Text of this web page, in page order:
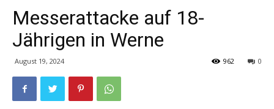
Messerattacke auf 18-
Jährigen in Werne
August 19, 2024 0
962